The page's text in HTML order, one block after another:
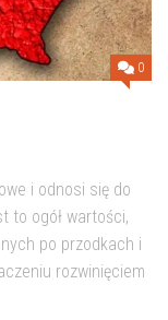
0
i odnosi się do
to ogół wartości,
po przodkach i
rozwinięciem